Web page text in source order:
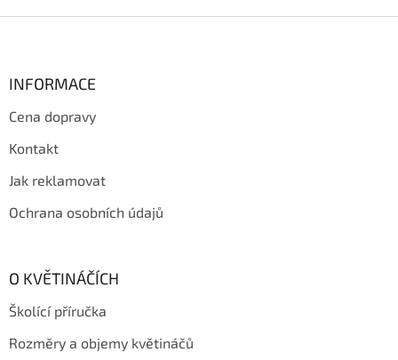
ý
INFORMACE
Cena dopravy
Kontakt
Jak reklamovat
Ochrana osobních údajů
O KVĚTINÁČÍCH
Školící příručka
Rozměry a objemy květináčů